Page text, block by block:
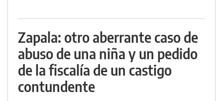
Zapala: otro aberrante caso de
abuso de una niña y un pedido
de la fiscalía de un castigo
contundente